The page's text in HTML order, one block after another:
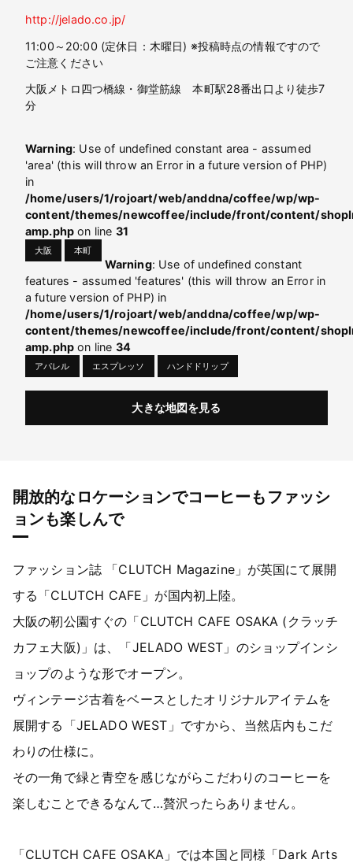
http://jelado.co.jp/
11:00～20:00 (定休日：木曜日) ※投稿時点の情報ですので
ご注意ください
大阪メトロ四つ橋線・御堂筋線 本町駅28番出口より徒歩7
分
Warning: Use of undefined constant area - assumed
'area' (this will throw an Error in a future version of PHP)
in
/home/users/1/rojoart/web/anddna/coffee/wp/wp-
content/themes/newcoffee/include/front/content/
amp.php on line 31
大阪 本町
Warning: Use of undefined constant
features - assumed 'features' (this will throw an Error in
a future version of PHP) in
/home/users/1/rojoart/web/anddna/coffee/wp/wp-
content/themes/newcoffee/include/front/content/
amp.php on line 34
アパレル エスプレッソ ハンドドリップ
大きな地図を見る
開放的なロケーションでコーヒーもファッシ
ョンも楽しんで
ファッション誌 「CLUTCH Magazine」が英国にて展開
する「CLUTCH CAFE」が国内初上陸。
大阪の靭公園すぐの「CLUTCH CAFE OSAKA (クラッチ
カフェ大阪)」は、「JELADO WEST」のショップインシ
ョップのような形でオープン。
ヴィンテージ古着をベースとしたオリジナルアイテムを
展開する「JELADO WEST」ですから、当然店内もこだ
わりの仕様に。
その一角で緑と青空を感じながらこだわりのコーヒーを
楽しむことできるなんて…贅沢ったらありません。
「CLUTCH CAFE OSAKA」では本国と同様「Dark Arts